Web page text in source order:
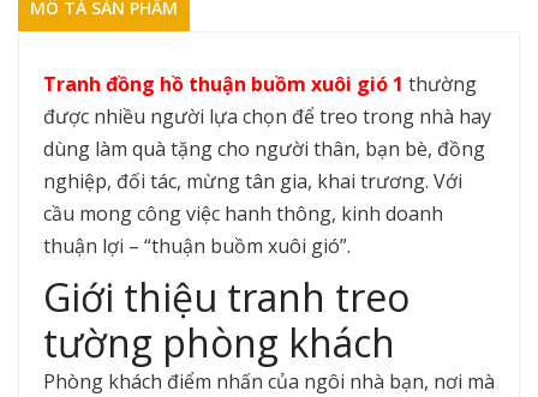
MÔ TẢ SẢN PHẨM
Tranh đồng hồ thuận buồm xuôi gió 1 thường
được nhiều người lựa chọn để treo trong nhà hay
dùng làm quà tặng cho người thân, bạn bè, đồng
nghiệp, đối tác, mừng tân gia, khai trương. Với
cầu mong công việc hanh thông, kinh doanh
thuận lợi – “thuận buồm xuôi gió”.
Giới thiệu tranh treo
tường phòng khách
Phòng khách điểm nhấn của ngôi nhà bạn, nơi mà